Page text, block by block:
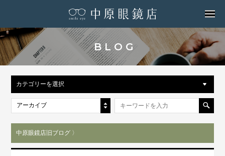
BLOG
カテゴリーを選択
アーカイブ
中原眼鏡店旧ブログ 〉